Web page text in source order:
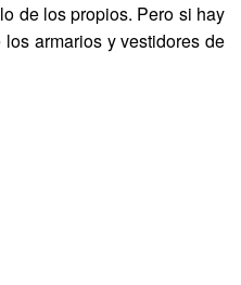
de los propios. Pero si hay
armarios y vestidores de